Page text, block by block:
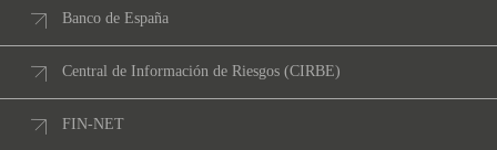
Banco de España
Central de Información de Riesgos (CIRBE)
FIN-NET